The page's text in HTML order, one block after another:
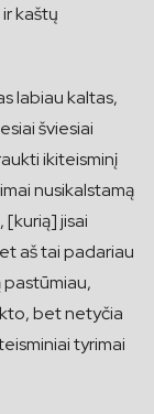
kaštų
labiau kaltas,
šviesiai
ikiteisminį
nusikalstamą
[kurią] jisai
aš tai padariau
bet netyčia
tyrimai